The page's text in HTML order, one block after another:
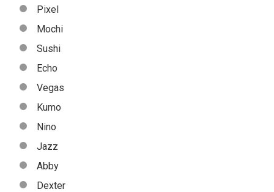
Pixel
Mochi
Sushi
Echo
Vegas
Kumo
Nino
Jazz
Abby
Dexter